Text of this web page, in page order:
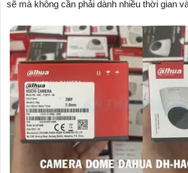
sẽ mà không cần phải dành nhiều thời gian